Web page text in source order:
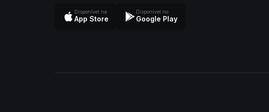
Disponível na
App Store
Disponível no
Google Play